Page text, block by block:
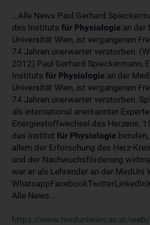
...Alle News Paul Gerhard
des Instituts für Physiologie an der
Universität Wien, ist vergangenen
74 Jahren unerwartet verstorben.
2012) Paul Gerhard Spieckermann,
Instituts für Physiologie an der
Universität Wien, ist vergangenen
74 Jahren unerwartet verstorben.
als international anerkannter Experte
Energiestoffwechsel des Herzens.
das Institut für Physiologie
allem der Erforschung des Herz-
und der Nachwuchsförderung
war er als Lehrender an der MedUni
Alle News...
https://www.meduniwien.ac.at/